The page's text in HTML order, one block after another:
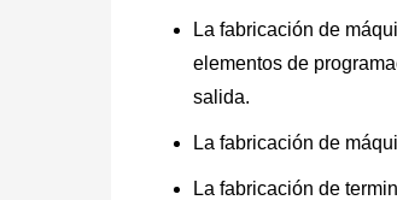
La fabricación de
elementos de
salida.
La fabricación de
La fabricación de